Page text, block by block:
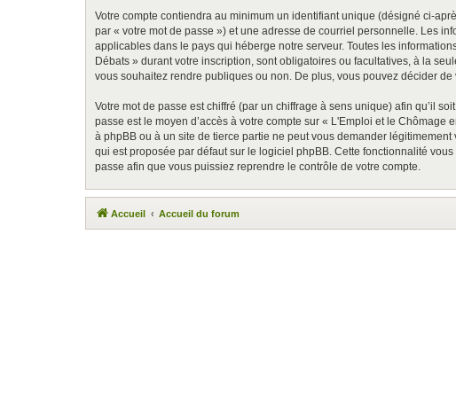
Votre compte contiendra au minimum un identifiant unique (désigné ci-
par « votre mot de passe ») et une adresse de courriel personnelle. Les
applicables dans le pays qui héberge notre serveur. Toutes les
Débats » durant votre inscription, sont obligatoires ou facultatives, à la
vous souhaitez rendre publiques ou non. De plus, vous pouvez décider
Votre mot de passe est chiffré (par un chiffrage à sens unique) afin qu’il
passe est le moyen d’accès à votre compte sur « L'Emploi et le
à phpBB ou à un site de tierce partie ne peut vous demander
qui est proposée par défaut sur le logiciel phpBB. Cette fonctionnalité
passe afin que vous puissiez reprendre le contrôle de votre compte.
Accueil Accueil du forum